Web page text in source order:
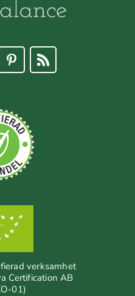
verksamhet
Certification AB
01)